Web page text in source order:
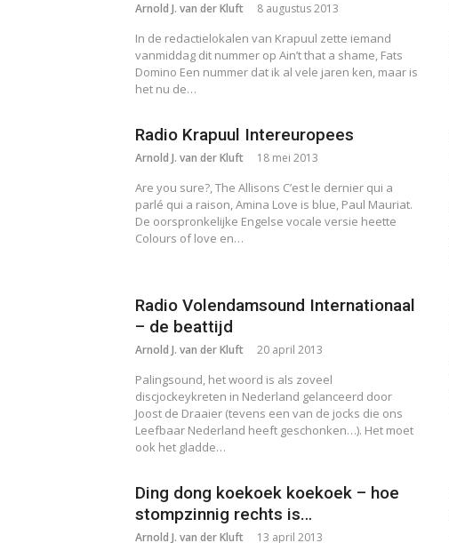
Arnold J. van der Kluft 8 augustus 2013
In de redactielokalen van Krapuul zette iemand
vanmiddag dit nummer op Ain’t that a shame, Fats
Domino Een nummer dat ik al vele jaren ken, maar is
het nu de…
Radio Krapuul Intereuropees
Arnold J. van der Kluft 18 mei 2013
Are you sure?, The Allisons C’est le dernier qui a
parlé qui a raison, Amina Love is blue, Paul Mauriat.
De oorspronkelijke Engelse vocale versie heette
Colours of love en…
Radio Volendamsound Internationaal
– de beattijd
Arnold J. van der Kluft 20 april 2013
Palingsound, het woord is als zoveel
discjockeykreten in Nederland gelanceerd door
Joost de Draaier (tevens een van de jocks die ons
Leefbaar Nederland heeft geschonken…). Het moet
ook het gladde…
Ding dong koekoek koekoek – hoe
stompzinnig rechts is…
Arnold J. van der Kluft 13 april 2013